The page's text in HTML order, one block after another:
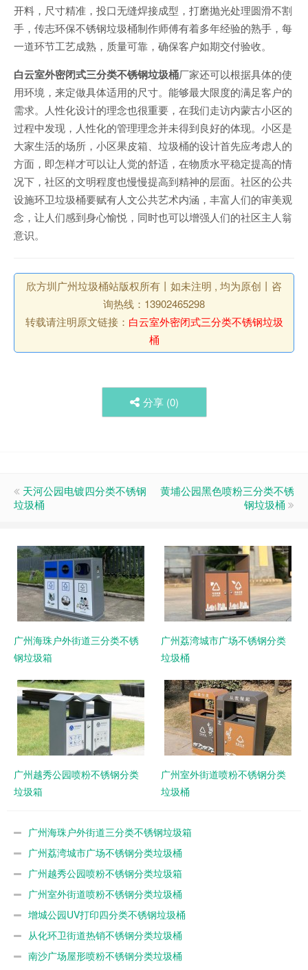
开料，尺寸精准，投口无缝焊接成型，打磨抛光处理圆滑不割
手，传志环保不锈钢垃圾桶制作师傅有着多年经验的熟手，每
一道环节工艺成熟，质量可靠，确保客户如期交付验收。
白云室外密闭式三分类不锈钢垃圾桶厂家还可以根据具体的使
用环境，来定做具体适用的尺寸。能够最大限度的满足客户的
需求。人性化设计的理念也很重要，在我们走访内蒙古小区的
过程中发现，人性化的管理理念并未得到良好的体现。小区是
大家生活的场所，小区果皮箱、垃圾桶的设计首先应考虑人的
方面，即怎样才可以让人觉的舒适，在物质水平稳定提高的情
况下，社区的文明程度也慢慢提高到精神的层面。社区的公共
设施环卫垃圾桶要赋有人文公共艺术内涵，丰富人们的审美观
念，让人们感到身心愉悦，同时也可以增强人们的社区主人翁
意识。
欣方圳广州垃圾桶站版权所有丨如未注明 , 均为原创丨咨
询热线：13902465298
转载请注明原文链接： 白云室外密闭式三分类不锈钢垃圾
桶
分享 (0)
天河公园电镀四分类不锈钢
垃圾桶
黄埔公园黑色喷粉三分类不锈
钢垃圾桶
广州海珠户外街道三分类不锈
钢垃圾箱
广州荔湾城市广场不锈钢分类
垃圾桶
广州越秀公园喷粉不锈钢分类
垃圾箱
广州室外街道喷粉不锈钢分类
垃圾桶
广州海珠户外街道三分类不锈钢垃圾箱
广州荔湾城市广场不锈钢分类垃圾桶
广州越秀公园喷粉不锈钢分类垃圾箱
广州室外街道喷粉不锈钢分类垃圾桶
增城公园UV打印四分类不锈钢垃圾桶
从化环卫街道热销不锈钢分类垃圾桶
南沙广场屋形喷粉不锈钢分类垃圾桶